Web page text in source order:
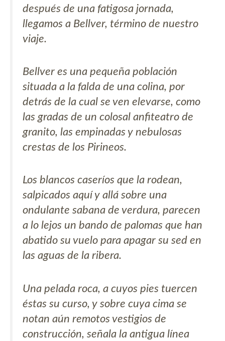
después de una fatigosa jornada,
llegamos a Bellver, término de nuestro
viaje.
Bellver es una pequeña población
situada a la falda de una colina, por
detrás de la cual se ven elevarse, como
las gradas de un colosal anfiteatro de
granito, las empinadas y nebulosas
crestas de los Pirineos.
Los blancos caseríos que la rodean,
salpicados aquí y allá sobre una
ondulante sabana de verdura, parecen
a lo lejos un bando de palomas que han
abatido su vuelo para apagar su sed en
las aguas de la ribera.
Una pelada roca, a cuyos pies tuercen
éstas su curso, y sobre cuya cima se
notan aún remotos vestigios de
construcción, señala la antigua línea